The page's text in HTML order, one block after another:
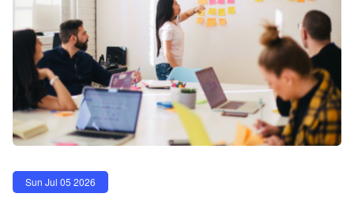
Sun Jul 05 2026